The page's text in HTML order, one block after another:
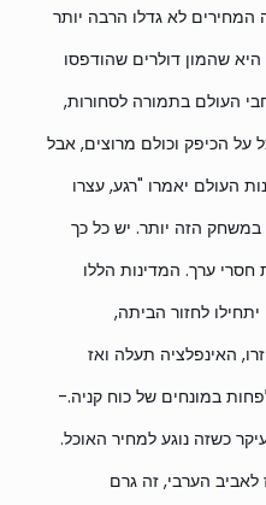
לא גדלו הרבה יותר
שהמון דולרים שהודפסו
העולם בתמורה לסחורות,
על הכיפק וכולם מרוצים, אבל
העולם יאמרו "רגע, עצרו
הזה יותר. יש כל כך
ערך. המדינות הללו
לחזור הביתה,
האינפלציה תעלה ואז
במונחים של כוח קניה.-
כשזה נוגע למחיר האוכל.
לאביב הערבי, זה גרם